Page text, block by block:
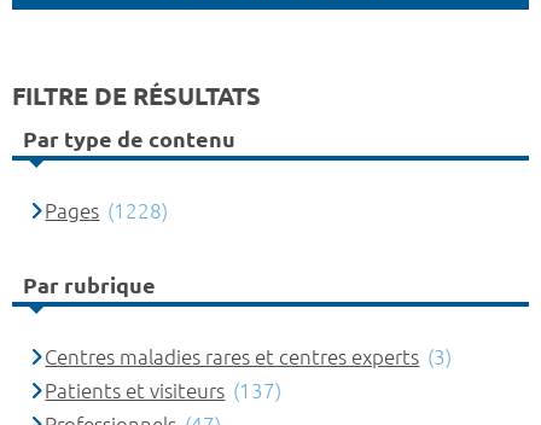
FILTRE DE RÉSULTATS
Par type de contenu
Pages (1228)
Par rubrique
Centres maladies rares et centres experts (3)
Patients et visiteurs (137)